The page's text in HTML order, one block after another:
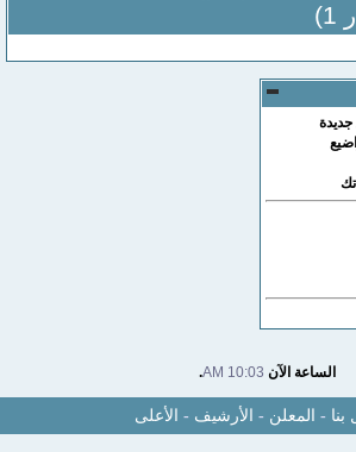
الساعة الآن10:03 AM
.
-المعلن-الأرشيف -الأعلى